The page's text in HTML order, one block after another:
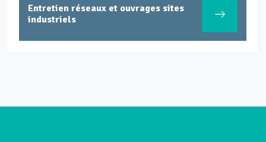
Entretien réseaux et ouvrages sites
industriels